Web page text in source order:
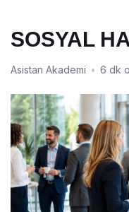
SOSYAL
Asistan Akademi • 6 dk